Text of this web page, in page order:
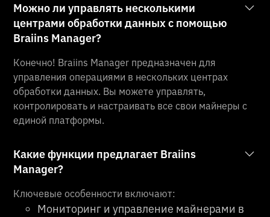
Можно ли управлять несколькими
центрами обработки данных с помощью
Braiins Manager?
Конечно! Braiins Manager предназначен для
управления операциями в нескольких центрах
обработки данных. Вы можете управлять,
контролировать и настраивать все свои майнеры с
единой платформы.
Какие функции предлагает Braiins
Manager?
Ключевые особенности включают:
Мониторинг и управление майнерами в